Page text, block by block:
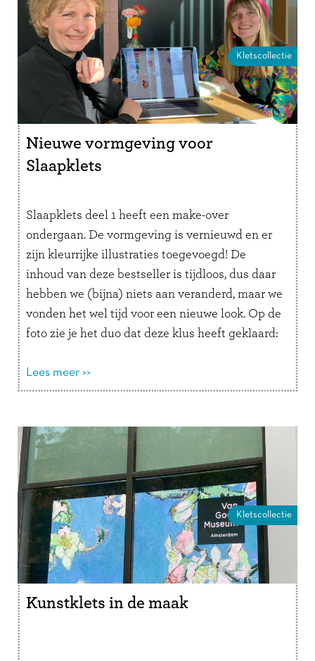
Kletscollectie
Nieuwe vormgeving voor
Slaapklets
Slaapklets deel 1 heeft een make-over
ondergaan. De vormgeving is vernieuwd en er
zijn kleurrijke illustraties toegevoegd! De
inhoud van deze bestseller is tijdloos, dus daar
hebben we (bijna) niets aan veranderd, maar we
vonden het wel tijd voor een nieuwe look. Op de
foto zie je het duo dat deze klus heeft geklaard:
Lees meer >>
Kletscollectie
Kunstklets in de maak